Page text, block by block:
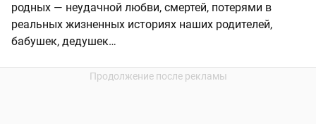
родных — неудачной любви, смертей, потерями в
реальных жизненных историях наших родителей,
бабушек, дедушек…